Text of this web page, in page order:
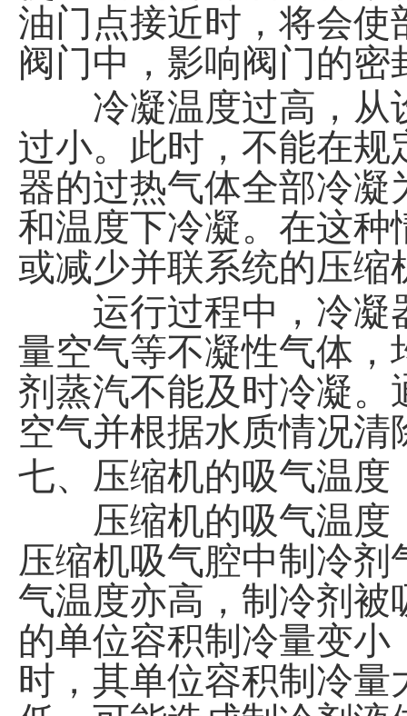
油门点接近时，将会
阀门中，影响阀门的密
冷凝温度过高，从
过小。此时，不能在
器的过热气体全部冷
和温度下冷凝。在这
或减少并联系统的压缩
运行过程中，冷凝
量空气等不凝性气体
剂蒸汽不能及时冷凝
空气并根据水质情况清
七、压缩机的吸气温度
压缩机的吸气温度
压缩机吸气腔中制冷
气温度亦高，制冷剂
的单位容积制冷量变
时，其单位容积制冷